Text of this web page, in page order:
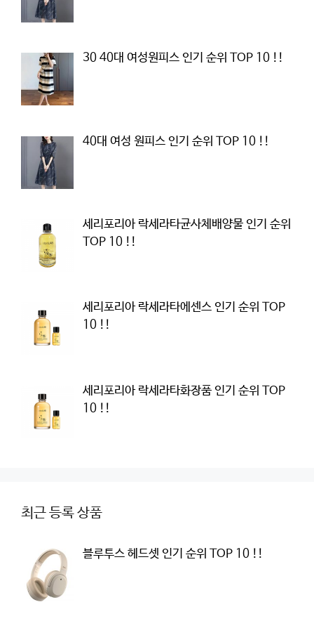
30 40대 여성원피스 인기 순위 TOP 10 !!
40대 여성 원피스 인기 순위 TOP 10 !!
세리포리아 락세라타균사체배양물 인기 순위
TOP 10 !!
세리포리아 락세라타에센스 인기 순위 TOP
10 !!
세리포리아 락세라타화장품 인기 순위 TOP
10 !!
최근 등록 상품
블루투스 헤드셋 인기 순위 TOP 10 !!